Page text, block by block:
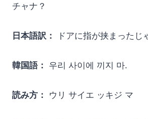
チャナ？
日本語訳： ドアに指が挟まったじ
韓国語： 우리 사이에 끼지 마.
読み方： ウリ サイエ ッキジ マ